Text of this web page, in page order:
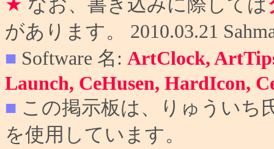
があります。 2010.03.21
■ Software 名: ArtClock,
Launch, CeHusen, HardIcon,
■ この掲示板は、りゅういち
を使用しています。